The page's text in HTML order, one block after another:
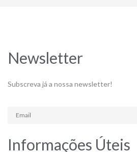
Newsletter
Subscreva já a nossa newsletter!
Informações Úteis